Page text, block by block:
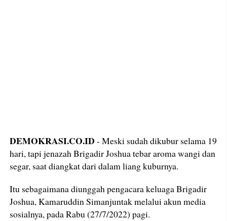
DEMOKRASI.CO.ID - Meski sudah dikubur selama 19
hari, tapi jenazah Brigadir Joshua tebar aroma wangi dan
segar, saat diangkat dari dalam liang kuburnya.
Itu sebagaimana diunggah pengacara keluaga Brigadir
Joshua, Kamaruddin Simanjuntak melalui akun media
sosialnya, pada Rabu (27/7/2022) pagi.